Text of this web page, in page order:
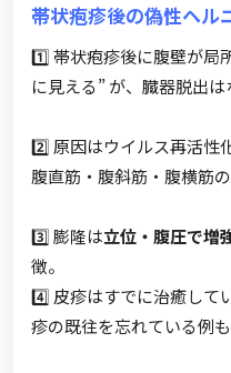
帯状疱疹後の偽性ヘル
1️⃣ 帯状疱疹後に腹壁が局
に見える” が、臓器脱出
2️⃣ 原因はウイルス再活性
腹直筋・腹斜筋・腹横筋の
3️⃣ 膨隆は立位・腹圧で増
徴。
4️⃣ 皮疹はすでに治癒して
疹の既往を忘れている例も